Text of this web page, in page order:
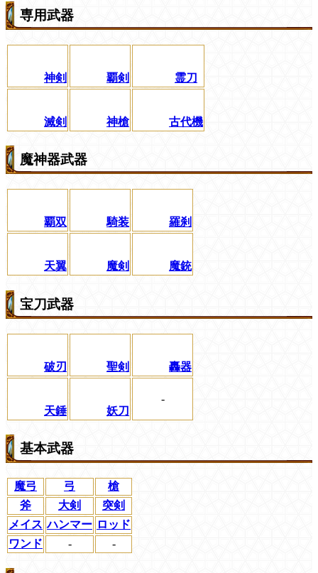
専用武器
神剣 覇剣 霊刀
滅剣 神槍 古代機
魔神器武器
覇双 騎装 羅刹
天翼 魔剣 魔銃
宝刀武器
破刃 聖剣 轟器
天錘 妖刀
-
基本武器
魔弓 弓
槍
斧
大剣
突剣
メイス ハンマー ロッド
ワンド
- -